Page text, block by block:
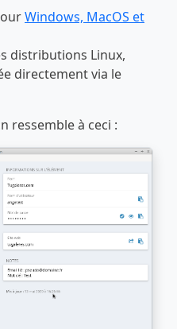
Windows, MacOS et
distributions Linux,
directement via le
ressemble à ceci :